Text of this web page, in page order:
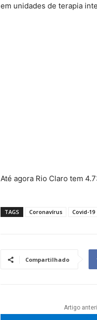
em unidades de terapia
Até agora Rio Claro tem
TAGS Coronavírus Covid-19
Compartilhado
Artigo